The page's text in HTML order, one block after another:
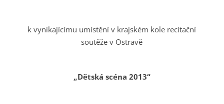
k vynikajícímu umístění v krajském kole recitační
soutěže v Ostravě
„Dětská scéna 2013“